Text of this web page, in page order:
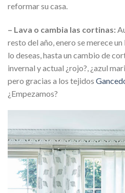
reformar su casa.
– Lava o cambia las cortinas:
resto del año, enero se merece
lo deseas, hasta un cambio de
invernal y actual ¿rojo?, ¿azul
pero gracias a los tejidos
¿Empezamos?